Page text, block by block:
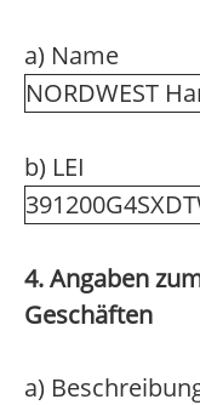
a) Name
NORDWEST
b) LEI
4. Angaben
Geschäften
a)